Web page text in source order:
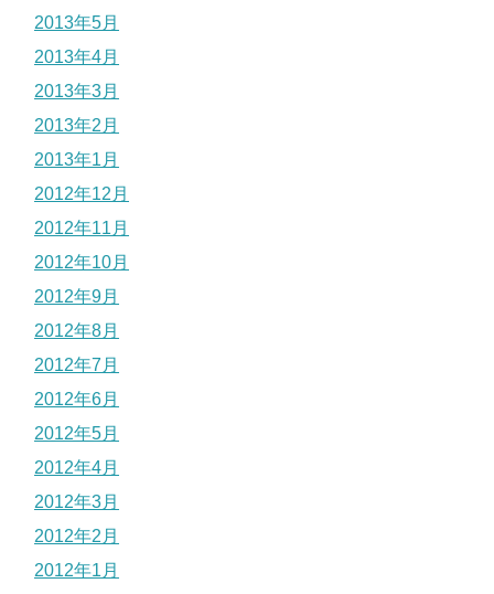
2013年5月
2013年4月
2013年3月
2013年2月
2013年1月
2012年12月
2012年11月
2012年10月
2012年9月
2012年8月
2012年7月
2012年6月
2012年5月
2012年4月
2012年3月
2012年2月
2012年1月